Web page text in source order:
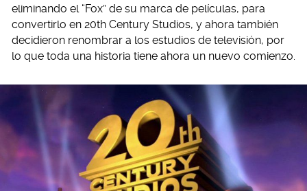
eliminando el “Fox” de su marca de películas, para
convertirlo en 20th Century Studios, y ahora también
decidieron renombrar a los estudios de televisión, por
lo que toda una historia tiene ahora un nuevo comienzo.